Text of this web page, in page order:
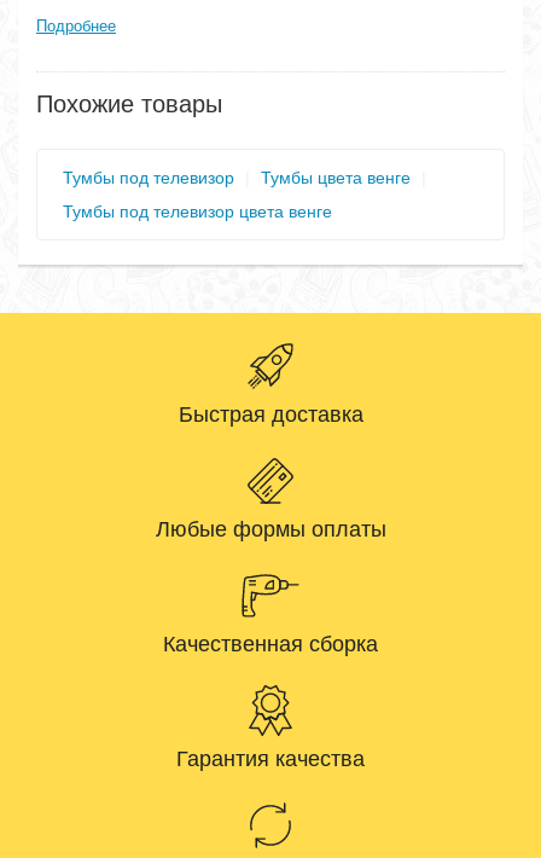
Подробнее
Похожие товары
Тумбы под телевизор Тумбы цвета венге
Тумбы под телевизор цвета венге
Быстрая доставка
Любые формы оплаты
Качественная сборка
Гарантия качества